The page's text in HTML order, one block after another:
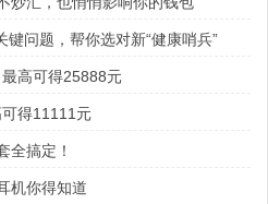
问题，帮你选对新“健康哨兵”
高可得25888元
得11111元
全搞定！
机你得知道